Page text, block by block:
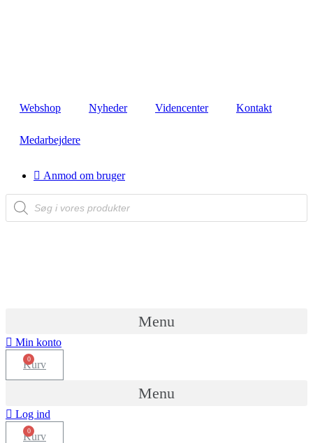
Webshop Nyheder Videncenter Kontakt
Medarbejdere
Anmod om bruger
Products
search
Menu
Min konto
Kurv
Menu
Log ind
Kurv